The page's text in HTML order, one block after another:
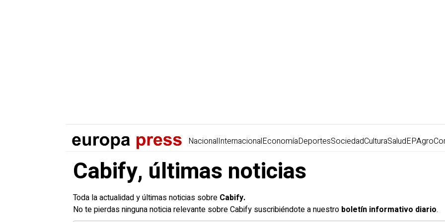
NacionalInternacionalEconomíaDeportesSociedadCulturaSaludEPAgro
Cabify, últimas noticias
Toda la actualidad y últimas noticias sobre Cabify.
No te pierdas ninguna noticia relevante sobre Cabify suscribiéndote a nuestro boletín informativo diario.